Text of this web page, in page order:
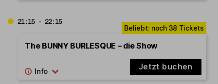
21:15 - 22:15
The BUNNY BURLESQUE – die Show
Jetzt buchen